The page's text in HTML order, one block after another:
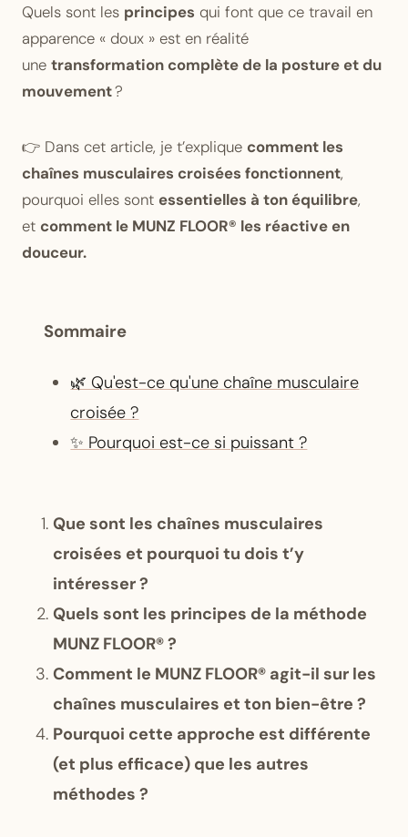
Quels sont les principes qui font que ce travail en
apparence « doux » est en réalité
une transformation complète de la posture et du
mouvement?
👉 Dans cet article, je t’explique comment les
chaînes musculaires croisées fonctionnent,
pourquoi elles sont essentielles à ton équilibre,
et comment le MUNZ FLOOR® les réactive en
douceur.
Sommaire
🌿 Qu'est-ce qu'une chaîne musculaire
croisée ?
✨ Pourquoi est-ce si puissant ?
Que sont les chaînes musculaires
croisées et pourquoi tu dois t’y
intéresser ?
Quels sont les principes de la méthode
MUNZ FLOOR® ?
Comment le MUNZ FLOOR® agit-il sur les
chaînes musculaires et ton bien-être ?
Pourquoi cette approche est différente
(et plus efficace) que les autres
méthodes ?